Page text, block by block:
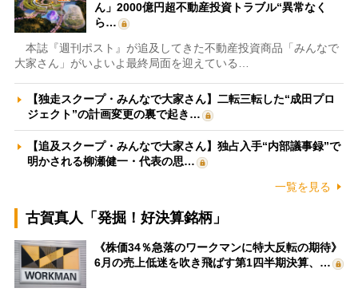
ん」2000億円超不動産投資トラブル“異常なく
ら…
本誌『週刊ポスト』が追及してきた不動産投資商品「みんなで
大家さん」がいよいよ最終局面を迎えている…
【独走スクープ・みんなで大家さん】二転三転した“成田プロ
ジェクト”の計画変更の裏で起き…
【追及スクープ・みんなで大家さん】独占入手“内部議事録”で
明かされる柳瀬健一・代表の思…
一覧を見る
古賀真人「発掘！好決算銘柄」
《株価34％急落のワークマンに特大反転の期待》
6月の売上低迷を吹き飛ばす第1四半期決算、…